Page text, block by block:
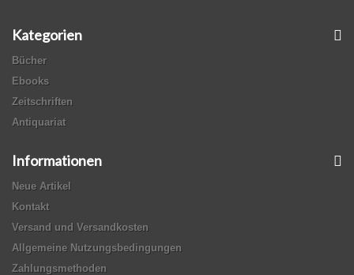
Kategorien
Bücher
Ebooks
Zeitschriften
Antiquariat
Informationen
Neue Artikel
Kontakt
Versand und Versandkosten
Allgemeine Nutzungsbedingungen
Zahlungsmethoden